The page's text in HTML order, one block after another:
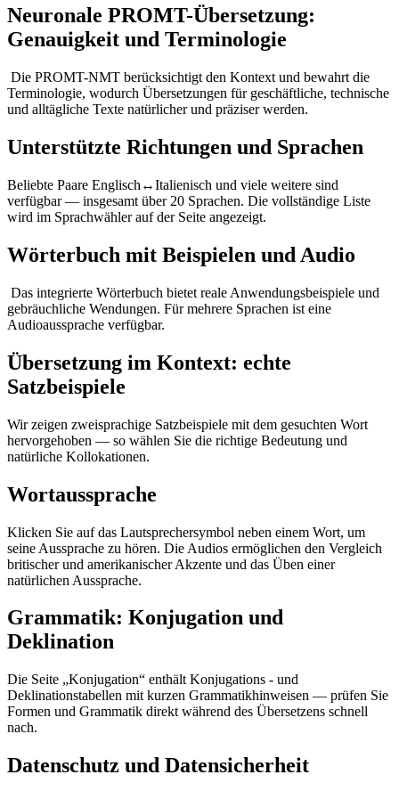
Neuronale PROMT-Übersetzung:
Genauigkeit und Terminologie
Die PROMT-NMT berücksichtigt den Kontext und bewahrt die
Terminologie, wodurch Übersetzungen für geschäftliche, technische
und alltägliche Texte natürlicher und präziser werden.
Unterstützte Richtungen und Sprachen
Beliebte Paare Englisch↔Italienisch und viele weitere sind
verfügbar — insgesamt über 20 Sprachen. Die vollständige Liste
wird im Sprachwähler auf der Seite angezeigt.
Wörterbuch mit Beispielen und Audio
Das integrierte Wörterbuch bietet reale Anwendungsbeispiele und
gebräuchliche Wendungen. Für mehrere Sprachen ist eine
Audioaussprache verfügbar.
Übersetzung im Kontext: echte
Satzbeispiele
Wir zeigen zweisprachige Satzbeispiele mit dem gesuchten Wort
hervorgehoben — so wählen Sie die richtige Bedeutung und
natürliche Kollokationen.
Wortaussprache
Klicken Sie auf das Lautsprechersymbol neben einem Wort, um
seine Aussprache zu hören. Die Audios ermöglichen den Vergleich
britischer und amerikanischer Akzente und das Üben einer
natürlichen Aussprache.
Grammatik: Konjugation und
Deklination
Die Seite „Konjugation“ enthält Konjugations - und
Deklinationstabellen mit kurzen Grammatikhinweisen — prüfen Sie
Formen und Grammatik direkt während des Übersetzens schnell
nach.
Datenschutz und Datensicherheit